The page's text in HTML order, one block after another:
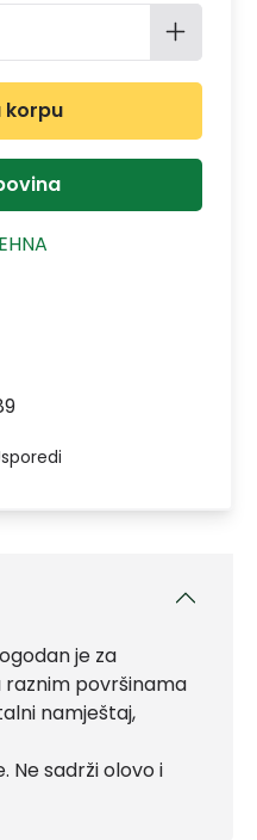
je za
raznim površinama
namještaj,
Ne sadrži olovo i
Unesite
korpu